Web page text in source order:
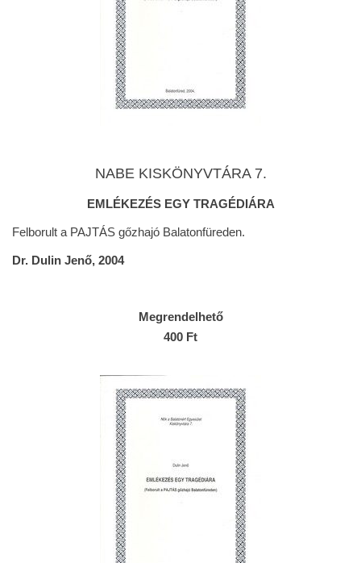
NABE KISKÖNYVTÁRA 7.
EMLÉKEZÉS EGY TRAGÉDIÁRA
Felborult a PAJTÁS gőzhajó Balatonfüreden.
Dr. Dulin Jenő, 2004
Megrendelhető
400 Ft